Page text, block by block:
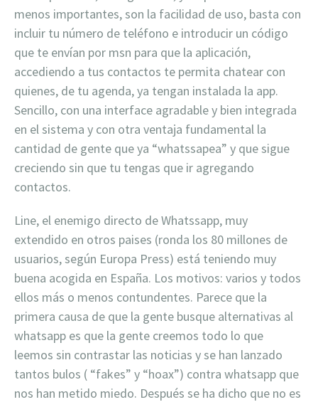
menos importantes, son la facilidad de uso, basta con
incluir tu número de teléfono e introducir un código
que te envían por msn para que la aplicación,
accediendo a tus contactos te permita chatear con
quienes, de tu agenda, ya tengan instalada la app.
Sencillo, con una interface agradable y bien integrada
en el sistema y con otra ventaja fundamental la
cantidad de gente que ya “whatssapea” y que sigue
creciendo sin que tu tengas que ir agregando
contactos.
Line, el enemigo directo de Whatssapp, muy
extendido en otros paises (ronda los 80 millones de
usuarios, según Europa Press) está teniendo muy
buena acogida en España. Los motivos: varios y todos
ellos más o menos contundentes. Parece que la
primera causa de que la gente busque alternativas al
whatsapp es que la gente creemos todo lo que
leemos sin contrastar las noticias y se han lanzado
tantos bulos ( “fakes” y “hoax”) contra whatsapp que
nos han metido miedo. Después se ha dicho que no es